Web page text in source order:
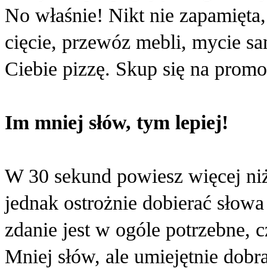
No właśnie! Nikt nie
cięcie, przewóz mebli, mycie
Ciebie pizzę. Skup się na
Im mniej słów, tym lepiej!
W 30 sekund powiesz więcej
jednak ostrożnie dobierać
zdanie jest w ogóle potrzebne,
Mniej słów, ale umiejętnie